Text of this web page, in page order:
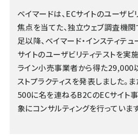
ベイマードは、ECサイトのユーザ
焦点を当てた、独立ウェブ調査機関
足以降、ベイマード・インスティテ
サイトのユーザビリティテストを実
ライン小売事業者から得た29,000
ストプラクティスを発表しました。ま
500に名を連ねるB2CのECサイト
象にコンサルティングを行っています